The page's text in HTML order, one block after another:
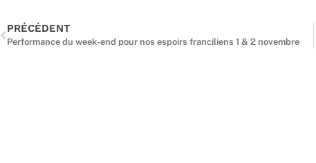
PRÉCÉDENT
Performance du week-end pour nos espoirs franciliens 1 & 2 novembre